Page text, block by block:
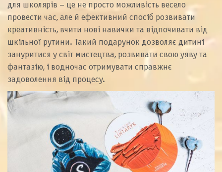
для школярів – це не просто можливість весело
провести час, але й ефективний спосіб розвивати
креативність, вчити нові навички та відпочивати від
шкільної рутини. Такий подарунок дозволяє дитині
зануритися у світ мистецтва, розвивати свою уяву та
фантазію, і водночас отримувати справжнє
задоволення від процесу.